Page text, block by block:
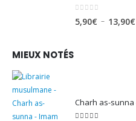
5,90€ – 13,90€
MIEUX NOTÉS